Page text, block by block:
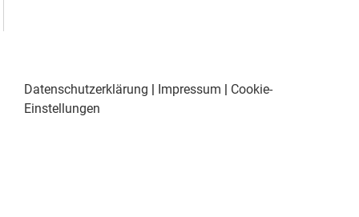
Datenschutzerklärung Impressum
Cookie-
Einstellungen